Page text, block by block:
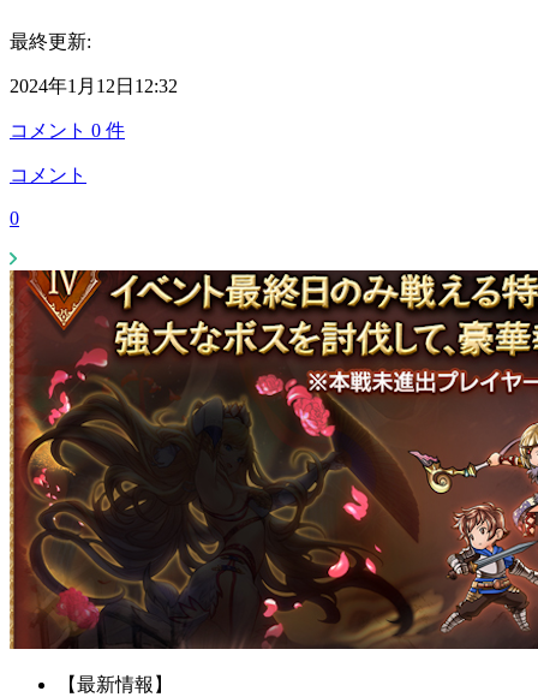
最終更新:
2024年1月12日12:32
コメント 0 件
コメント
0
【最新情報】